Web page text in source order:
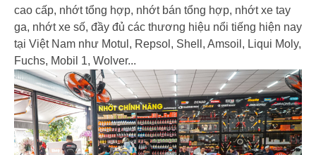
cao cấp, nhớt tổng hợp, nhớt bán tổng hợp, nhớt xe tay
ga, nhớt xe số, đầy đủ các thương hiệu nổi tiếng hiện nay
tại Việt Nam như Motul, Repsol, Shell, Amsoil, Liqui Moly,
Fuchs, Mobil 1, Wolver...